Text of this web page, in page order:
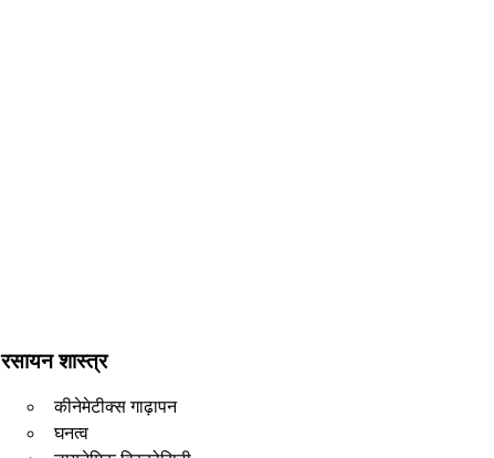
रसायन शास्त्र
कीनेमेटीक्स गाढ़ापन
घनत्व